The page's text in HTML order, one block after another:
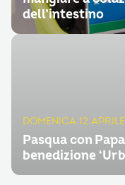
dell’intestino
DOMENICA 12 APRILE
Pasqua con
benedizione